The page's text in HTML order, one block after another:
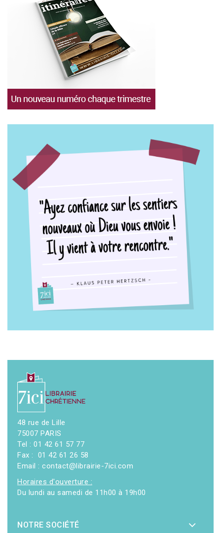
48 rue de Lille
75007 PARIS
Tel : 01 42 61 57 77
Fax : 01 42 61 26 58
Email : contact@librairie-7ici.com
Horaires d'ouverture :
Du lundi au samedi de 11h00 à 19h00
NOTRE SOCIÉTÉ